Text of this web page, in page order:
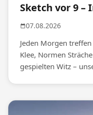
Sketch vor 9 –
07.08.2026
Jeden Morgen
Klee, Normen
gespielten Witz –